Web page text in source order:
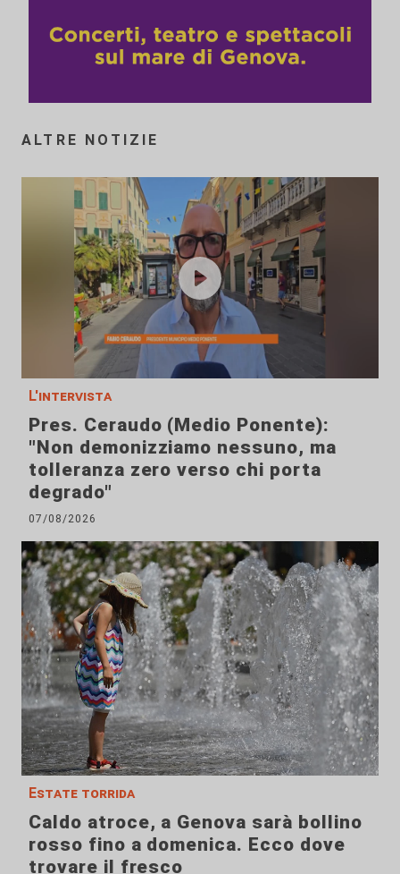
ALTRE NOTIZIE
L'intervista
Pres. Ceraudo (Medio Ponente):
"Non demonizziamo nessuno, ma
tolleranza zero verso chi porta
degrado"
07/08/2026
Estate torrida
Caldo atroce, a Genova sarà bollino
rosso fino a domenica. Ecco dove
trovare il fresco